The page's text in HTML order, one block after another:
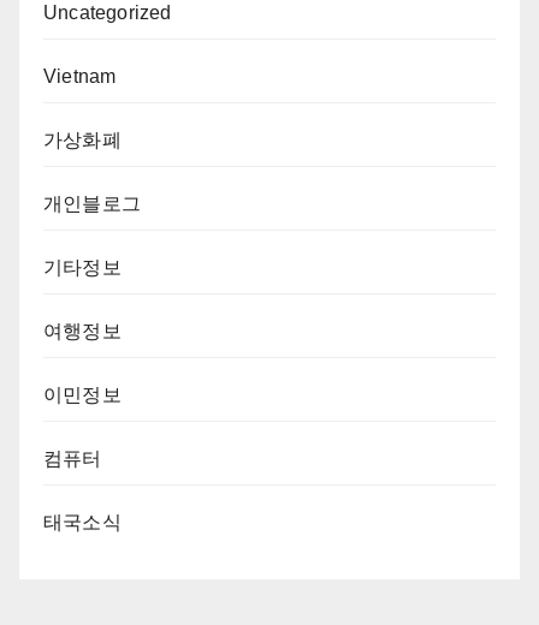
Uncategorized
Vietnam
가상화폐
개인블로그
기타정보
여행정보
이민정보
컴퓨터
태국소식